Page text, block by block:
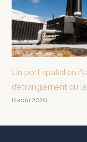
Un port spatial en
d’étranglement du
6 août 2026